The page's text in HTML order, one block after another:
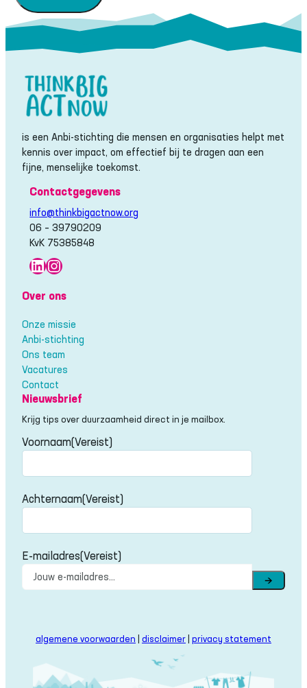
is een Anbi-stichting die mensen en organisaties helpt met
kennis over impact, om effectief bij te dragen aan een
fijne, menselijke toekomst.
Contactgegevens
info@thinkbigactnow.org
06 – 39790209
KvK 75385848
LinkedIn
Instagram
Over ons
Onze missie
Anbi-stichting
Ons team
Vacatures
Contact
Nieuwsbrief
Krijg tips over duurzaamheid direct in je mailbox.
Voornaam(Vereist)
Achternaam(Vereist)
E-mailadres(Vereist)
→
algemene voorwaarden disclaimer privacy statement